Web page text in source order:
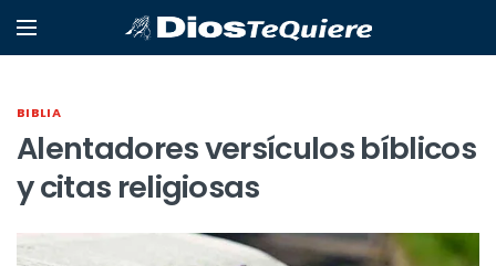
BIBLIA
Alentadores versículos bíblicos
y citas religiosas